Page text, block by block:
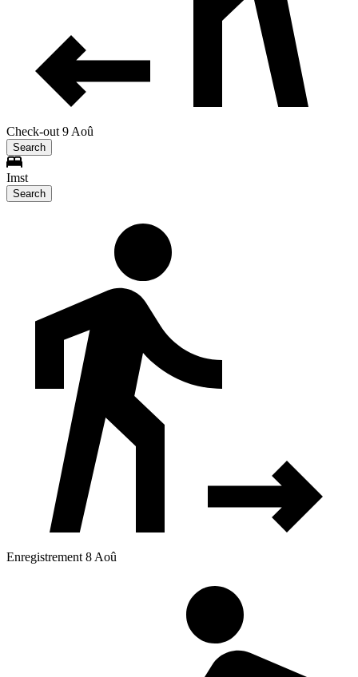
Check-out 9 Aoû
Search
Imst
Search
Enregistrement 8 Aoû